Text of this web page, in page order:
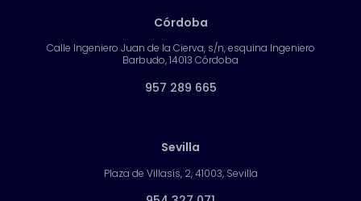
Córdoba
Calle Ingeniero Juan de la Cierva, s/n, esquina Ingeniero
Barbudo, 14013 Córdoba
957 289 665
Sevilla
Plaza de Villasís, 2, 41003, Sevilla